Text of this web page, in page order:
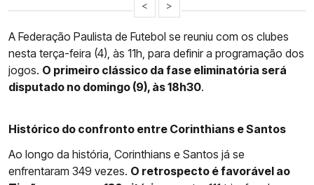
< >
A Federação Paulista de Futebol se reuniu com os clubes
nesta terça-feira (4), às 11h, para definir a programação dos
jogos. O primeiro clássico da fase eliminatória será
disputado no domingo (9), às 18h30.
Histórico do confronto entre Corinthians e Santos
Ao longo da história, Corinthians e Santos já se
enfrentaram 349 vezes. O retrospecto é favorável ao